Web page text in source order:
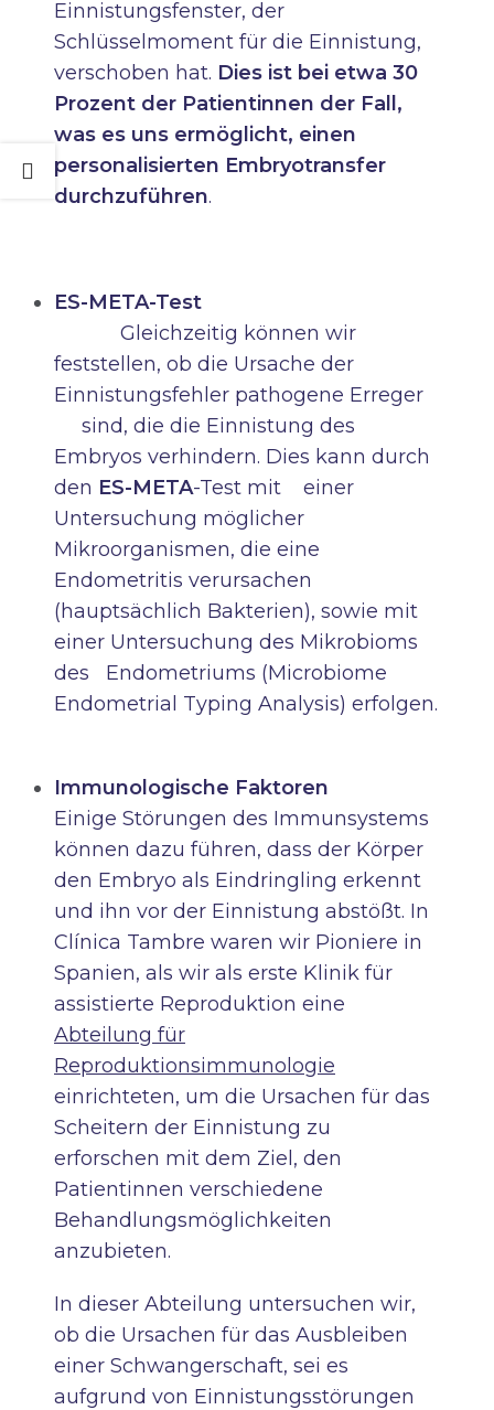
Einnistungsfenster, der
Schlüsselmoment für die Einnistung,
verschoben hat. Dies ist bei etwa 30
Prozent der Patientinnen der Fall,
was es uns ermöglicht, einen
personalisierten Embryotransfer
durchzuführen.
ES-META-Test
Gleichzeitig können wir
feststellen, ob die Ursache der
Einnistungsfehler pathogene Erreger
sind, die die Einnistung des
Embryos verhindern. Dies kann durch
den ES-META-Test mit einer
Untersuchung möglicher
Mikroorganismen, die eine
Endometritis verursachen
(hauptsächlich Bakterien), sowie mit
einer Untersuchung des Mikrobioms
des Endometriums (Microbiome
Endometrial Typing Analysis) erfolgen.
Immunologische Faktoren
Einige Störungen des Immunsystems
können dazu führen, dass der Körper
den Embryo als Eindringling erkennt
und ihn vor der Einnistung abstößt. In
Clínica Tambre waren wir Pioniere in
Spanien, als wir als erste Klinik für
assistierte Reproduktion eine
Abteilung für
Reproduktionsimmunologie
einrichteten, um die Ursachen für das
Scheitern der Einnistung zu
erforschen mit dem Ziel, den
Patientinnen verschiedene
Behandlungsmöglichkeiten
anzubieten.
In dieser Abteilung untersuchen wir,
ob die Ursachen für das Ausbleiben
einer Schwangerschaft, sei es
aufgrund von Einnistungsstörungen